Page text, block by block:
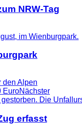
NRW-Tag
den Alpen
EuroNächster
erfasst